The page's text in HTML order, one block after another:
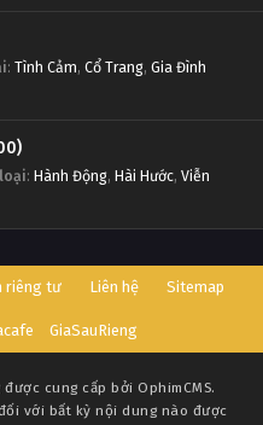
: Tình Cảm, Cổ Trang, Gia Đình
1 (2000)
: Hành Động, Hài Hước, Viễn
riêng tư Liên hệ Sitemap
GiaSauRieng
cung cấp bởi OphimCMS.
với bất kỳ nội dung nào được